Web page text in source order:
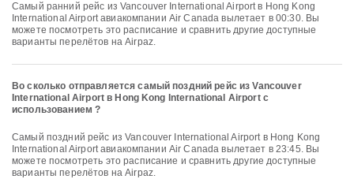
Самый ранний рейс из Vancouver International Airport в Hong Kong
International Airport авиакомпании Air Canada вылетает в 00:30. Вы
можете посмотреть это расписание и сравнить другие доступные
варианты перелётов на Airpaz.
Во сколько отправляется самый поздний рейс из Vancouver
International Airport в Hong Kong International Airport с
использованием ?
Самый поздний рейс из Vancouver International Airport в Hong Kong
International Airport авиакомпании Air Canada вылетает в 23:45. Вы
можете посмотреть это расписание и сравнить другие доступные
варианты перелётов на Airpaz.